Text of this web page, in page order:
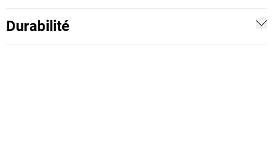
Durabilité